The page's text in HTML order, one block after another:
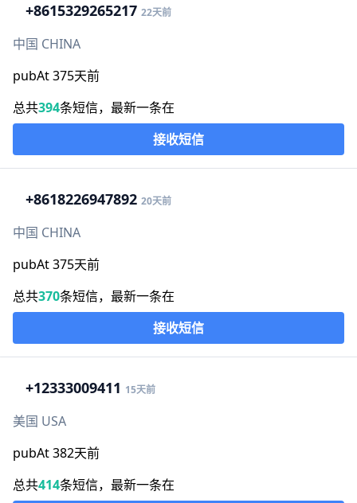
+8615329265217 22天前
中国 CHINA
pubAt 375天前
总共394条短信，最新一条在
接收短信
+8618226947892 20天前
中国 CHINA
pubAt 375天前
总共370条短信，最新一条在
接收短信
+12333009411 15天前
美国 USA
pubAt 382天前
总共414条短信，最新一条在